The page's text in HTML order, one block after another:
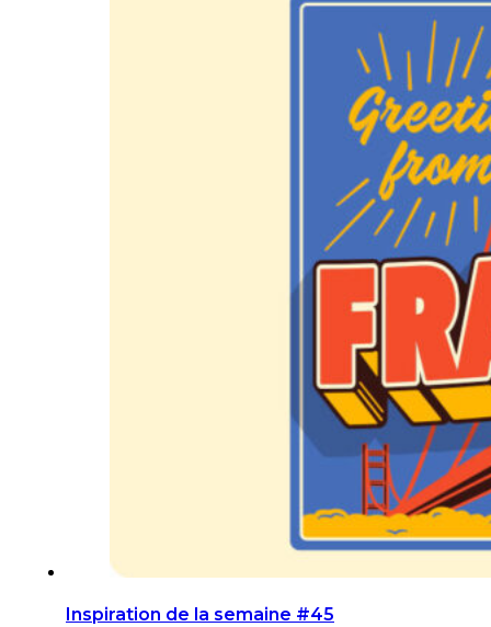
Inspiration de la semaine #45